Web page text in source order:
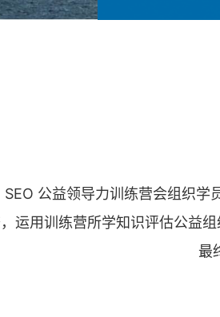
SEO 公益领导力训练营会组织
运用训练营所学知识评估公益
最